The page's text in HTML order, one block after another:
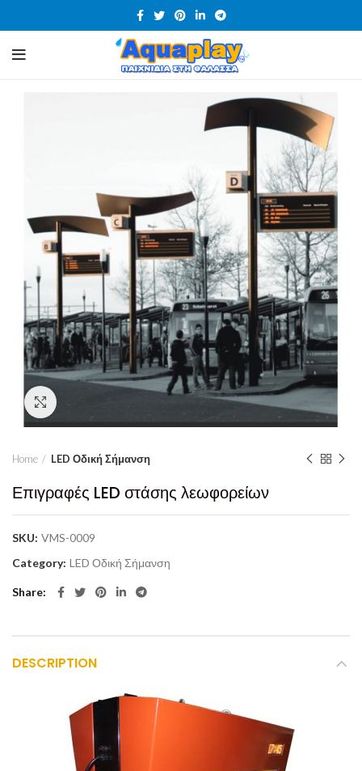
Home LED Οδική Σήμανση
Επιγραφές LED στάσης λεωφορείων
SKU: VMS-0009
Category: LED Οδική Σήμανση
Share
DESCRIPTION